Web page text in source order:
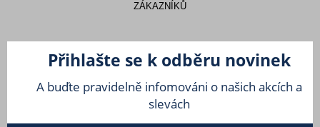
ZÁKAZNÍKŮ
Přihlašte se k odběru novinek
A buďte pravidelně infomováni o našich akcích a
slevách